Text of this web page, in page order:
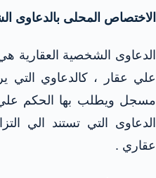
الاختصاص المحلى بالدعاوى
الدعاوى الشخصية
علي عقار ، كالدعاوي التي
مسجل ويطلب بها الحكم علي
الدعاوى التي تستند الي
عقاري .